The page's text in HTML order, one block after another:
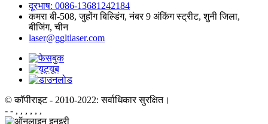
दूरभाष: 0086-13681242184
कमरा बी-508, जुहोंग बिल्डिंग, नंबर 9 अंकिंग स्ट्रीट, शुनी जिला,
बीजिंग, चीन
laser@ggltlaser.com
© कॉपीराइट - 2010-2022: सर्वाधिकार सुरक्षित।
- - , , , , , ,